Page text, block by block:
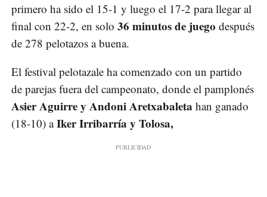
primero ha sido el 15-1 y luego el 17-2 para llegar al
final con 22-2, en solo 36 minutos de juego después
de 278 pelotazos a buena.
El festival pelotazale ha comenzado con un partido
de parejas fuera del campeonato, donde el pamplonés
Asier Aguirre y Andoni Aretxabaleta han ganado
(18-10) aIker Irribarría y Tolosa,